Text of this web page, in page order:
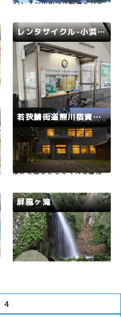
天狗党には少年11人が含まれ
ており、これを不憫に思った永
厳寺住職龍道が奉行所に申し入
れ、11人を仏弟子として引き
取ったと…
レンタサイクル-小浜市−小浜市サイクリングセンター（JR東小浜…
東小浜駅にある小浜市サイクリ
ングセンターではレンタサイク
ルをご利用いただけます。「若
狭姫神社・若狭彦神社」、「萬
徳寺」、「神宮寺」、「明通
寺」など、小浜市内の寺社仏閣
を自転車でゆったり巡ってみま
せんか？
若狭路 小浜市
若狭鯖街道熊川宿資料館(宿場館)
昭和15年に熊川村役場として
建てた建物です。熊川の歴史の
厚みを感じさせてくれる建物
若狭路 若狭町
屏風ヶ滝
美浜町新庄地区にある関西電力
嶺南変電所の裏側から、渓流沿
いに山道を歩くと約40分で屏
さをたたえています。
若狭路 美浜町
4